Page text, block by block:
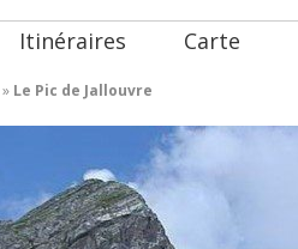
Itinéraires Carte
» Le Pic de Jallouvre